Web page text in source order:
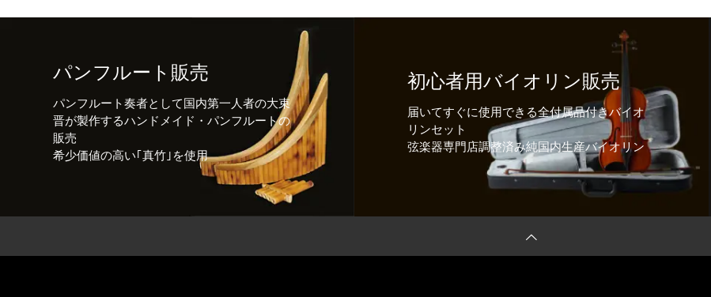
パンフルート販売
パンフルート奏者として国内第一人者の大束
晋が製作するハンドメイド・パンフルートの
販売
希少価値の高い｢真竹｣を使用
初心者用バイオリン販売
届いてすぐに使用できる全付属品付きバイオ
リンセット
弦楽器専門店調整済み純国内生産バイオリン